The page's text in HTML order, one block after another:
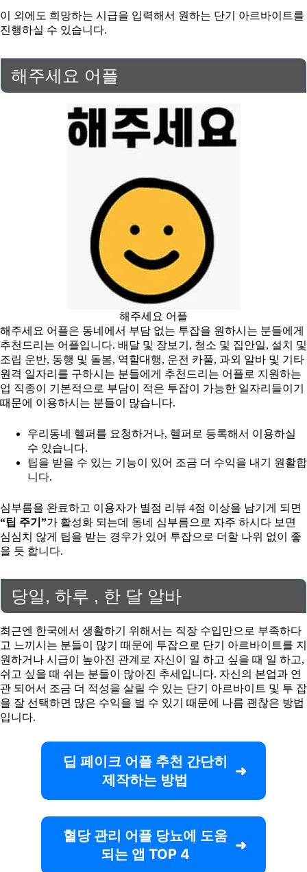
이 외에도 희망하는 시급을 입력해서 원하는 단기 아르바이트를
진행하실 수 있습니다.
해주세요 어플
해주세요 어플
해주세요 어플은 동네에서 부담 없는 투잡을 원하시는 분들에게
추천드리는 어플입니다. 배달 및 장보기, 청소 및 집안일, 설치 및
조립 운반, 동행 및 돌봄, 역할대행, 운전 카풀, 과외 알바 및 기타
원격 일자리를 구하시는 분들에게 추천드리는 어플로 지원하는
업 직종이 기본적으로 부담이 적은 투잡이 가능한 일자리들이기
때문에 이용하시는 분들이 많습니다.
우리동네 헬퍼를 요청하거나, 헬퍼로 등록해서 이용하실
수 있습니다.
팁을 받을 수 있는 기능이 있어 조금 더 수익을 내기 원활합
니다.
심부름을 완료하고 이용자가 별점 리뷰 4점 이상을 남기게 되면
“팁 주기”가 활성화 되는데 동네 심부름으로 자주 하시다 보면
심심치 않게 팁을 받는 경우가 있어 투잡으로 더할 나위 없이 좋
을 듯 합니다.
당일, 하루 , 한 달 알바
최근엔 한국에서 생활하기 위해서는 직장 수입만으로 부족하다
고 느끼시는 분들이 많기 때문에 투잡으로 단기 아르바이트를 지
원하거나 시급이 높아진 관계로 자신이 일 하고 싶을 때 일 하고,
쉬고 싶을 때 쉬는 분들이 많아진 추세입니다. 자신의 본업과 연
관 되어서 조금 더 적성을 살릴 수 있는 단기 아르바이트 및 투 잡
을 잘 선택하면 많은 수익을 벌 수 있기 때문에 나름 괜찮은 방법
입니다.
딥 페이크 어플 추천 간단히
제작하는 방법
혈당 관리 어플 당뇨에 도움
되는 앱 TOP 4